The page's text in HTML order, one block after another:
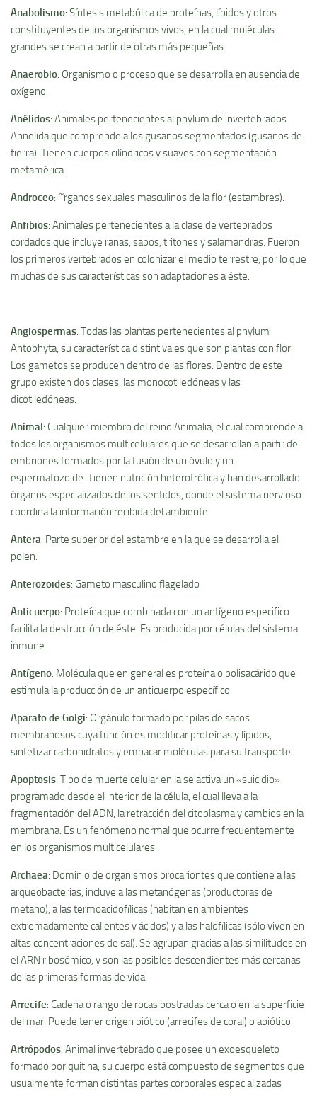
Anabolismo: Sí­ntesis metabólica de proteí­nas, lí­pidos y otros
constituyentes de los organismos vivos, en la cual moléculas
grandes se crean a partir de otras más pequeñas.
Anaerobio: Organismo o proceso que se desarrolla en ausencia de
oxí­geno.
Anélidos: Animales pertenecientes al phylum de invertebrados
Annelida que comprende a los gusanos segmentados (gusanos de
tierra). Tienen cuerpos cilí­ndricos y suaves con segmentación
metamérica.
Androceo: í“rganos sexuales masculinos de la flor (estambres).
Anfibios: Animales pertenecientes a la clase de vertebrados
cordados que incluye ranas, sapos, tritones y salamandras. Fueron
los primeros vertebrados en colonizar el medio terrestre, por lo que
muchas de sus caracterí­sticas son adaptaciones a éste.
Angiospermas: Todas las plantas pertenecientes al phylum
Antophyta, su caracterí­stica distintiva es que son plantas con flor.
Los gametos se producen dentro de las flores. Dentro de este
grupo existen dos clases, las monocotiledóneas y las
dicotiledóneas.
Animal: Cualquier miembro del reino Animalia, el cual comprende a
todos los organismos multicelulares que se desarrollan a partir de
embriones formados por la fusión de un óvulo y un
espermatozoide. Tienen nutrición heterotrófica y han desarrollado
órganos especializados de los sentidos, donde el sistema nervioso
coordina la información recibida del ambiente.
Antera: Parte superior del estambre en la que se desarrolla el
polen.
Anterozoides: Gameto masculino flagelado
Anticuerpo: Proteí­na que combinada con un antí­geno especifico
facilita la destrucción de éste. Es producida por células del sistema
inmune.
Antí­geno: Molécula que en general es proteí­na o polisacárido que
estimula la producción de un anticuerpo especí­fico.
Aparato de Golgi: Orgánulo formado por pilas de sacos
membranosos cuya función es modificar proteí­nas y lí­pidos,
sintetizar carbohidratos y empacar moléculas para su transporte.
Apoptosis: Tipo de muerte celular en la se activa un «suicidio»
programado desde el interior de la célula, el cual lleva a la
fragmentación del ADN, la retracción del citoplasma y cambios en la
membrana. Es un fenómeno normal que ocurre frecuentemente
en los organismos multicelulares.
Archaea: Dominio de organismos procariontes que contiene a las
arqueobacterias, incluye a las metanógenas (productoras de
metano), a las termoacidofí­licas (habitan en ambientes
extremadamente calientes y ácidos) y a las halofí­licas (sólo viven en
altas concentraciones de sal). Se agrupan gracias a las similitudes en
el ARN ribosómico, y son las posibles descendientes más cercanas
de las primeras formas de vida.
Arrecife: Cadena o rango de rocas postradas cerca o en la superficie
del mar. Puede tener origen biótico (arrecifes de coral) o abiótico.
Artrópodos: Animal invertebrado que posee un exoesqueleto
formado por quitina, su cuerpo está compuesto de segmentos que
usualmente forman distintas partes corporales especializadas